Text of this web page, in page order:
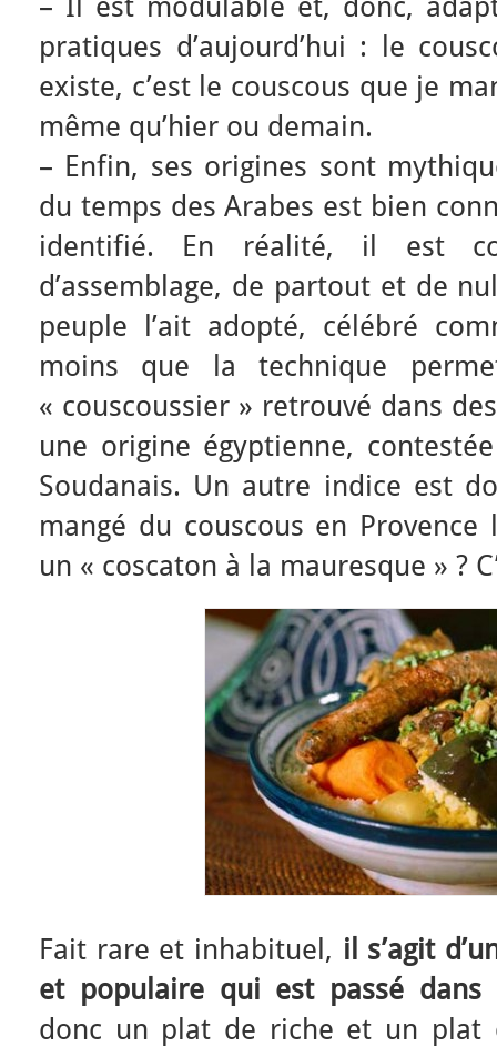
– Il est modulable et, donc,
pratiques d’aujourd’hui : le
existe, c’est le couscous que je
même qu’hier ou demain.
– Enfin, ses origines sont
du temps des Arabes est bien
identifié. En réalité, il est
d’assemblage, de partout et de
peuple l’ait adopté, célébré
moins que la technique
« couscoussier » retrouvé dans
une origine égyptienne,
Soudanais. Un autre indice est
mangé du couscous en
un « coscaton à la mauresque » ?
Fait rare et inhabituel, il s’agit
et populaire qui est passé dans
donc un plat de riche et un plat